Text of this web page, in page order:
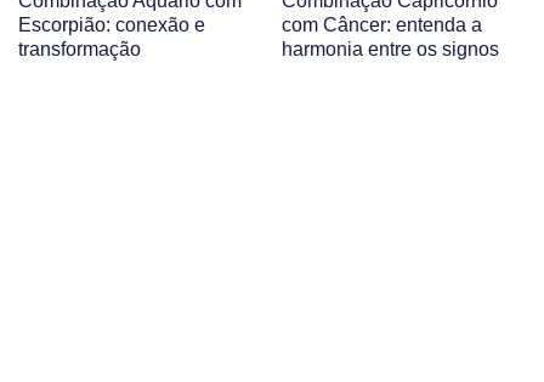
Escorpião: conexão e
transformação
com Câncer: entenda a
harmonia entre os signos